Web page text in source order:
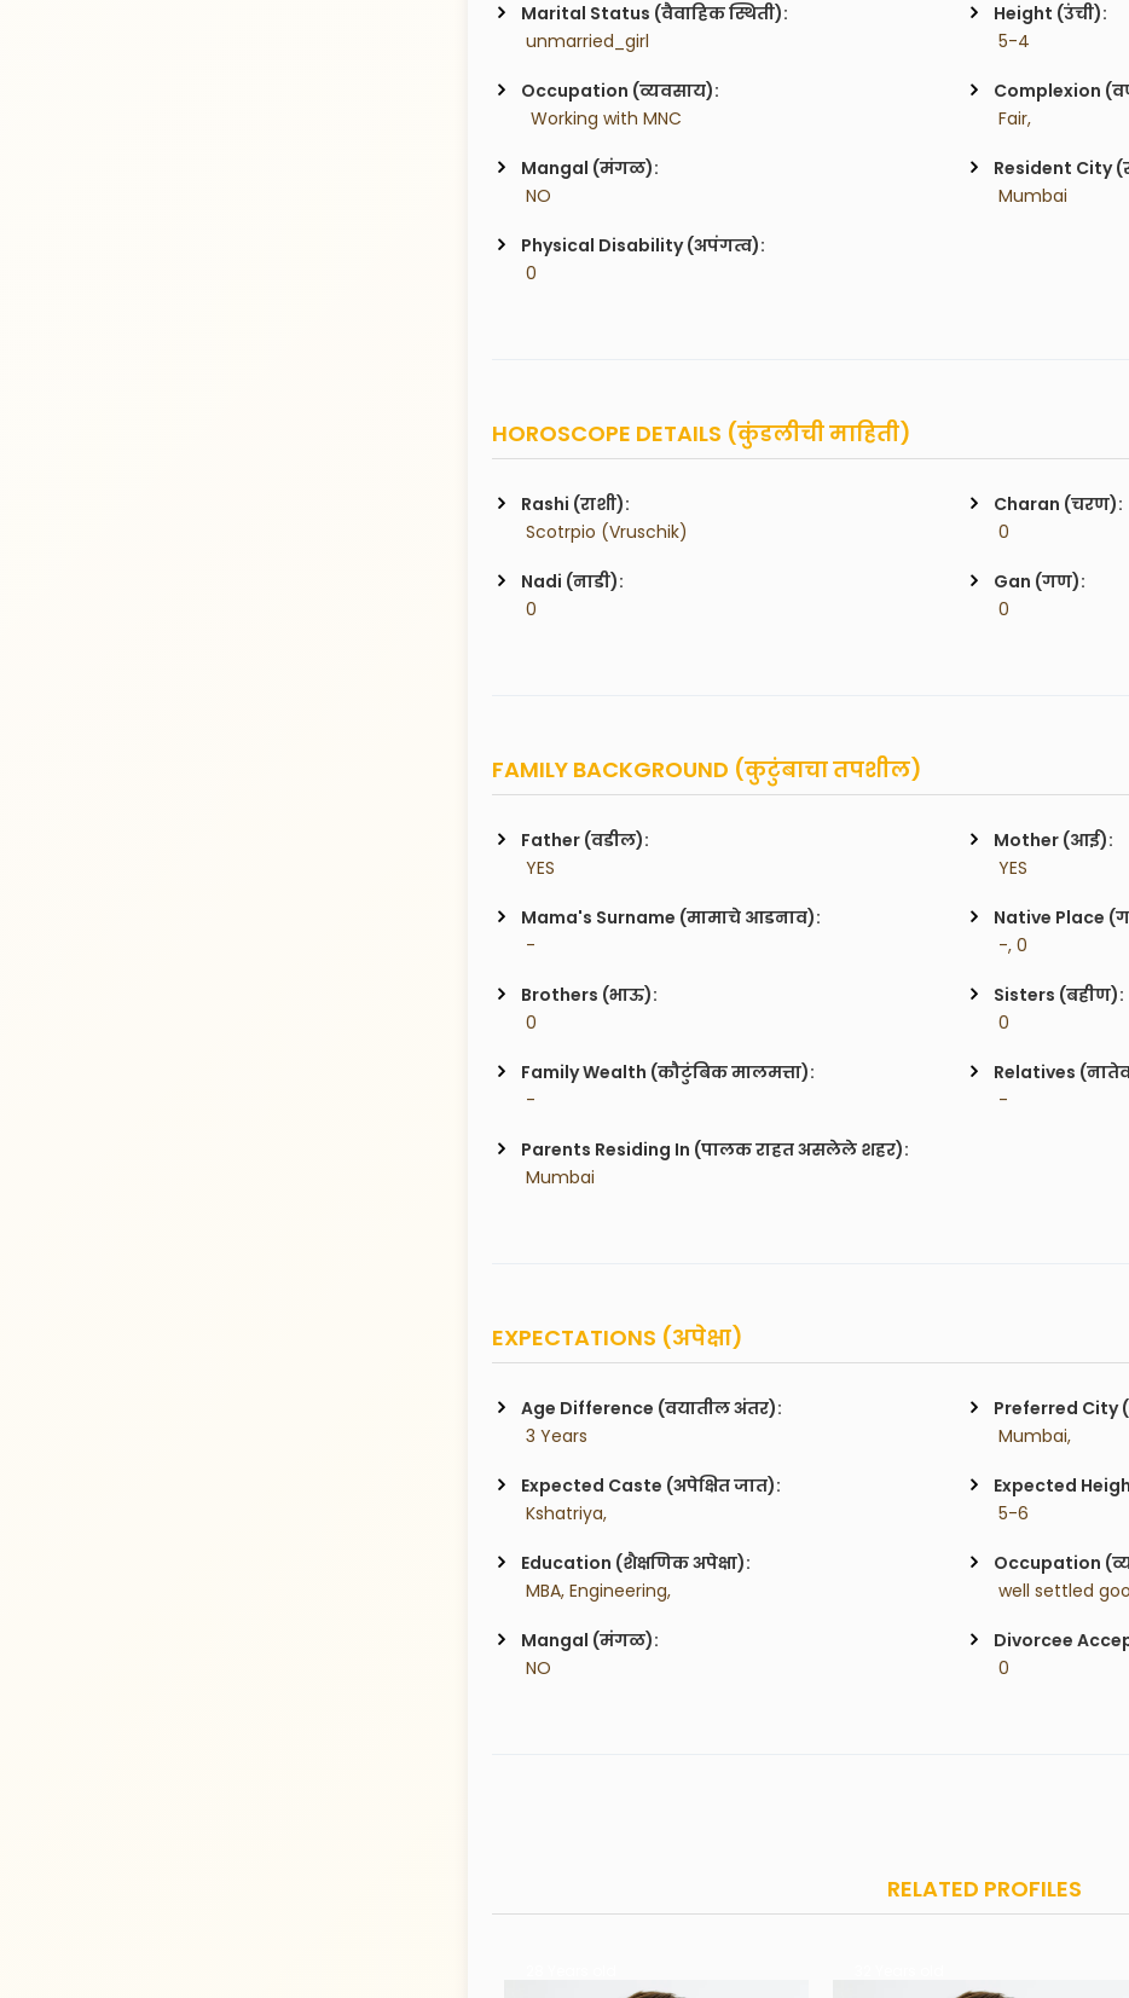
Marital Status (वैवाहिक स्थिती):
unmarried_girl
Height (उंची):
5-4
Occupation (व्यवसाय):
  Working with MNC
Complexion
Fair,
Mangal (मंगळ):
NO
Resident City
Mumbai
Physical Disability (अपंगत्व):
0
HOROSCOPE DETAILS (कुंडलीची माहिती)
Rashi (राशी):
Scotrpio (Vruschik)
Charan (चरण):
0
Nadi (नाडी):
0
Gan (गण):
0
FAMILY BACKGROUND (कुटुंबाचा तपशील)
Father (वडील):
YES
Mother (आई):
YES
Mama's Surname (मामाचे आडनाव):
-
Native Place
-, 0
Brothers (भाऊ):
0
Sisters (बहीण):
0
Family Wealth (कौटुंबिक मालमत्ता):
-
Relatives
-
Parents Residing In (पालक राहत असलेले शहर):
Mumbai
EXPECTATIONS (अपेक्षा)
Age Difference (वयातील अंतर):
3 Years
Preferred City
Mumbai,
Expected Caste (अपेक्षित जात):
Kshatriya,
Expected
5-6
Education (शैक्षणिक अपेक्षा):
MBA, Engineering,
Occupation
well settled
Mangal (मंगळ):
NO
Divorcee
0
RELATED PROFILES